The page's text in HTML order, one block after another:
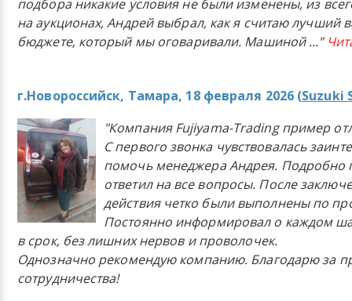
подбора никакие условия не были изменены, из
на аукционах, Андрей выбрал, как я считаю лучший
бюджете, который мы оговаривали. Машиной..."
г.Новороссийск, Тамара, 18 февраля 2026 (Suzuki
"Компания Fujiyama-Trading пример
С первого звонка чувствовалась
помочь менеджера Андрея. Подробно
ответил на все вопросы. После
действия четко были выполнены по
Постоянно информировал о каждом
в срок, без лишних нервов и проволочек.
Однозначно рекомендую компанию. Благодарю за
сотрудничества!